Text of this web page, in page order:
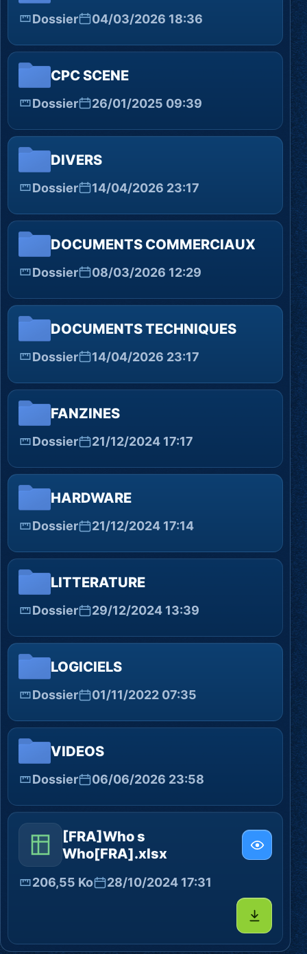
Dossier 04/03/2026 18:36
CPC SCENE
Dossier 26/01/2025 09:39
DIVERS
Dossier 14/04/2026 23:17
DOCUMENTS COMMERCIAUX
Dossier 08/03/2026 12:29
DOCUMENTS TECHNIQUES
Dossier 14/04/2026 23:17
FANZINES
Dossier 21/12/2024 17:17
HARDWARE
Dossier 21/12/2024 17:14
LITTERATURE
Dossier 29/12/2024 13:39
LOGICIELS
Dossier 01/11/2022 07:35
VIDEOS
Dossier 06/06/2026 23:58
[FRA]Who s
Who[FRA].xlsx
206,55 Ko 28/10/2024 17:31